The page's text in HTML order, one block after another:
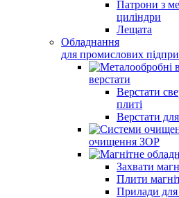
Патрони з
циліндри
Лещата
Обладнання
для промислових
верстати
Верстати
плиті
Верстати
очищення ЗОР
Захвати
Плити
Прилади для